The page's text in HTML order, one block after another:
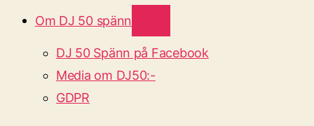
Om DJ 50 spänn
DJ 50 Spänn på Facebook
Media om DJ50:-
GDPR